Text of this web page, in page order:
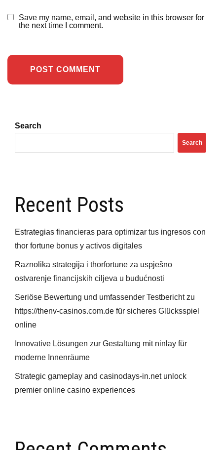
Save my name, email, and website in this browser for
the next time I comment.
Search
Search
Recent Posts
Estrategias financieras para optimizar tus ingresos con
thor fortune bonus y activos digitales
Raznolika strategija i thorfortune za uspješno
ostvarenje financijskih ciljeva u budućnosti
Seriöse Bewertung und umfassender Testbericht zu
https://thenv-casinos.com.de für sicheres Glücksspiel
online
Innovative Lösungen zur Gestaltung mit ninlay für
moderne Innenräume
Strategic gameplay and casinodays-in.net unlock
premier online casino experiences